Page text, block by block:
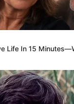
Life In 15